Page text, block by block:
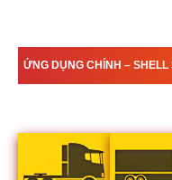
ỨNG DỤNG CHÍNH – SHELL